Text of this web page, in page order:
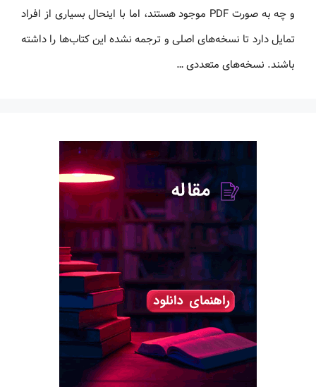
و چه به صورت PDF موجود هستند، اما با اینحال بسیاری از افراد
تمایل دارد تا نسخه‌های اصلی و ترجمه نشده این کتاب‌ها را داشته
باشند. نسخه‌های متعددی …